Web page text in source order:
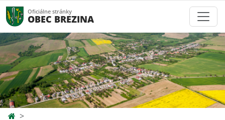
Oficiálne stránky
OBEC BREZINA